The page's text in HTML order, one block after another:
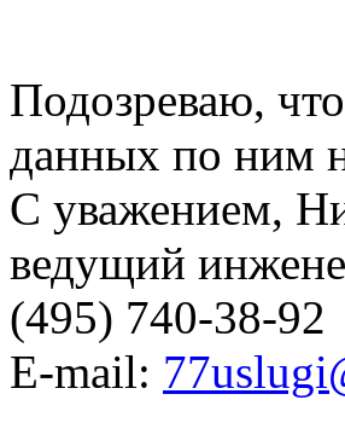
Подозреваю,
данных по ним
С уважением,
ведущий
(495) 740-38-92
E-mail: